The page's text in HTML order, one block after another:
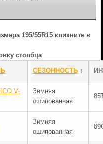
195/55R15 кликните в
столбца
СЕЗОННОСТЬ↑
V-
Зимняя
ошипованная
Зимняя
ошипованная